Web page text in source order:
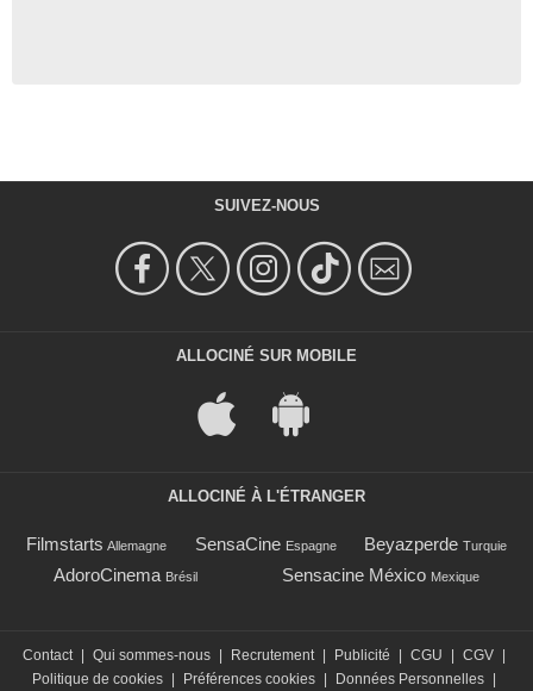
SUIVEZ-NOUS
ALLOCINÉ SUR MOBILE
ALLOCINÉ À L'ÉTRANGER
Filmstarts Allemagne SensaCine Espagne Beyazperde Turquie
AdoroCinema Brésil Sensacine México Mexique
Contact | Qui sommes-nous | Recrutement | Publicité | CGU | CGV |
Politique de cookies | Préférences cookies | Données Personnelles |